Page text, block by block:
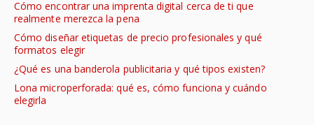
Cómo encontrar una imprenta digital cerca de ti que
realmente merezca la pena
Cómo diseñar etiquetas de precio profesionales y qué
formatos elegir
¿Qué es una banderola publicitaria y qué tipos existen?
Lona microperforada: qué es, cómo funciona y cuándo
elegirla